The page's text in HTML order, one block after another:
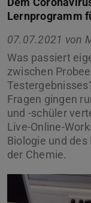
Lernprogramm
07.07.2021 von
Was passiert
zwischen
Fragen gingen
und -schüler
Live-Online-
Biologie und
der Chemie.